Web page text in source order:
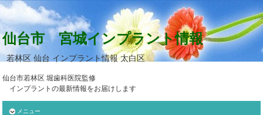
仙台市 宮城インプラント情報
若林区 仙台 インプラント情報 太白区
仙台市若林区 堀歯科医院監修
インプラントの最新情報をお届けします
メニュー